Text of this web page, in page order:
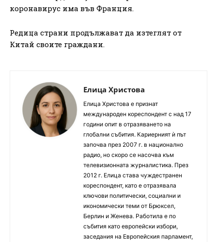
коронавирус има във Франция.
Редица страни продължават да изтеглят от
Китай своите граждани.
Елица Христова
Елица Христова е признат
международен кореспондент с над 17
години опит в отразяването на
глобални събития. Кариерният ѝ път
започва през 2007 г. в национално
радио, но скоро се насочва към
телевизионната журналистика. През
2012 г. Елица става чуждестранен
кореспондент, като е отразявала
ключови политически, социални и
икономически теми от Брюксел,
Берлин и Женева. Работила е по
събития като европейски избори,
заседания на Европейския парламент,